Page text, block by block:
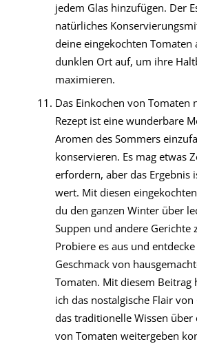
jedem Glas hinzufügen. Der
natürliches
deine eingekochten Tomaten
dunklen Ort auf, um ihre
maximieren.
Das Einkochen von Tomaten
Rezept ist eine wunderbare
Aromen des Sommers
konservieren. Es mag etwas
erfordern, aber das Ergebnis
wert. Mit diesen
du den ganzen Winter über
Suppen und andere Gerichte
Probiere es aus und
Geschmack von
Tomaten. Mit diesem Beitrag
ich das nostalgische Flair
das traditionelle Wissen über
von Tomaten weitergeben